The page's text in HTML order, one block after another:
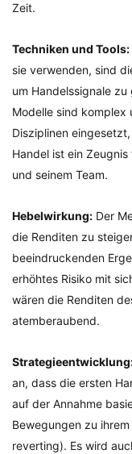
Zeit.
Techniken und Tools:
sie verwenden, sind
um Handelssignale
Modelle sind komplex
Disziplinen
Handel ist ein
und seinem Team.
Hebelwirkung: Der
die Renditen zu
beeindruckenden
erhöhtes Risiko mit
wären die Renditen
atemberaubend.
an, dass die ersten
auf der Annahme
Bewegungen zu
reverting). Es wird